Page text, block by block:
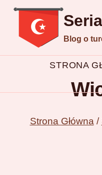
Przejdź
treści
Blog o
STRONA
Strona Główna /